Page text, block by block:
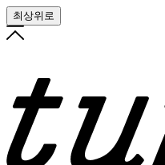
최상위로